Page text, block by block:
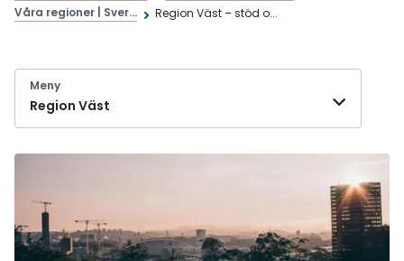
Våra regioner | Sver...
Region Väst – stöd o...
Meny
Region Väst